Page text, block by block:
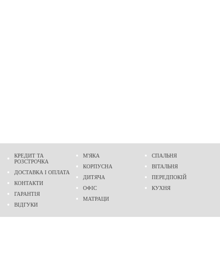
КРЕДИТ ТА
РОЗСТРОЧКА
ДОСТАВКА І ОПЛАТА
КОНТАКТИ
ГАРАНТІЯ
ВІДГУКИ
М'ЯКА
КОРПУСНА
ДИТЯЧА
ОФІС
МАТРАЦИ
СПАЛЬНЯ
ВІТАЛЬНЯ
ПЕРЕДПОКІЙ
КУХНЯ